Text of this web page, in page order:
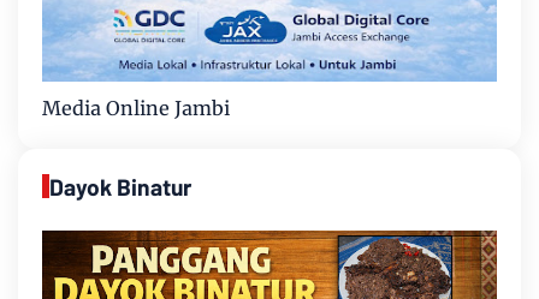
Media Online Jambi
Dayok Binatur